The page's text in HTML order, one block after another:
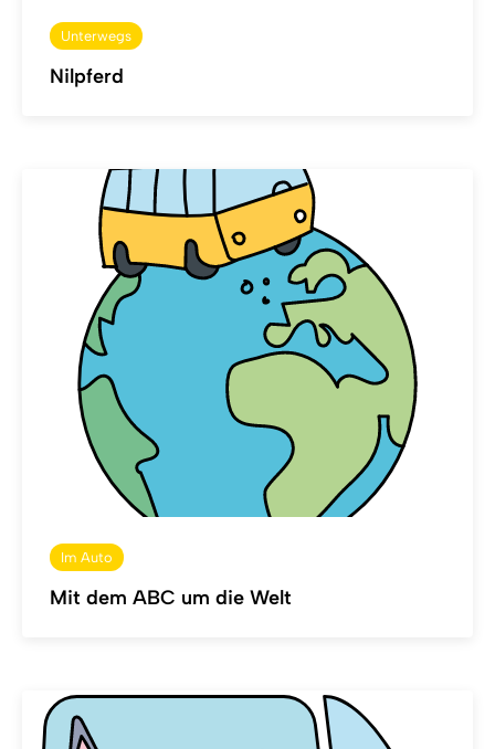
Unterwegs
Nilpferd
Im Auto
Mit dem ABC um die Welt